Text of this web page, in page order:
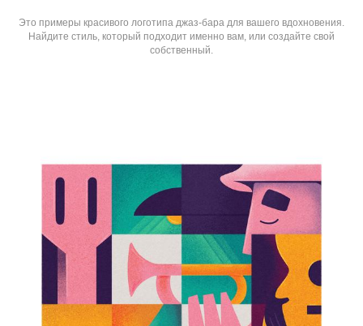
Это примеры красивого логотипа джаз-бара для вашего вдохновения.
Найдите стиль, который подходит именно вам, или создайте свой
собственный.